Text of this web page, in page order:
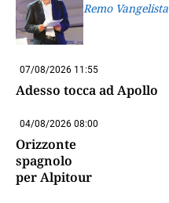
Remo Vangelista
07/08/2026 11:55
Adesso tocca ad Apollo
04/08/2026 08:00
Orizzonte
spagnolo
per Alpitour